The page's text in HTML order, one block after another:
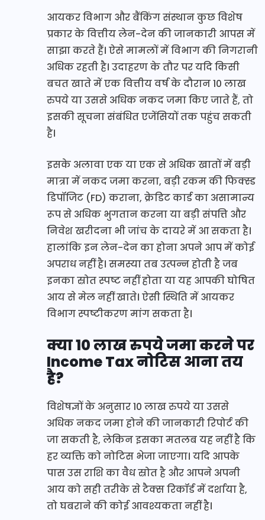
आयकर विभाग और बैंकिंग संस्थान कुछ विशेष
प्रकार के वित्तीय लेन-देन की जानकारी आपस में
साझा करते हैं। ऐसे मामलों में विभाग की निगरानी
अधिक रहती है। उदाहरण के तौर पर यदि किसी
बचत खाते में एक वित्तीय वर्ष के दौरान 10 लाख
रुपये या उससे अधिक नकद जमा किए जाते हैं, तो
इसकी सूचना संबंधित एजेंसियों तक पहुंच सकती
है।
इसके अलावा एक या एक से अधिक खातों में बड़ी
मात्रा में नकद जमा करना, बड़ी रकम की फिक्स्ड
डिपॉजिट (FD) कराना, क्रेडिट कार्ड का असामान्य
रूप से अधिक भुगतान करना या बड़ी संपत्ति और
निवेश खरीदना भी जांच के दायरे में आ सकता है।
हालांकि इन लेन-देन का होना अपने आप में कोई
अपराध नहीं है। समस्या तब उत्पन्न होती है जब
इनका स्रोत स्पष्ट नहीं होता या यह आपकी घोषित
आय से मेल नहीं खाते। ऐसी स्थिति में आयकर
विभाग स्पष्टीकरण मांग सकता है।
क्या 10 लाख रुपये जमा करने पर
Income Tax नोटिस आना तय
है?
विशेषज्ञों के अनुसार 10 लाख रुपये या उससे
अधिक नकद जमा होने की जानकारी रिपोर्ट की
जा सकती है, लेकिन इसका मतलब यह नहीं है कि
हर व्यक्ति को नोटिस भेजा जाएगा। यदि आपके
पास उस राशि का वैध स्रोत है और आपने अपनी
आय को सही तरीके से टैक्स रिकॉर्ड में दर्शाया है,
तो घबराने की कोई आवश्यकता नहीं है।